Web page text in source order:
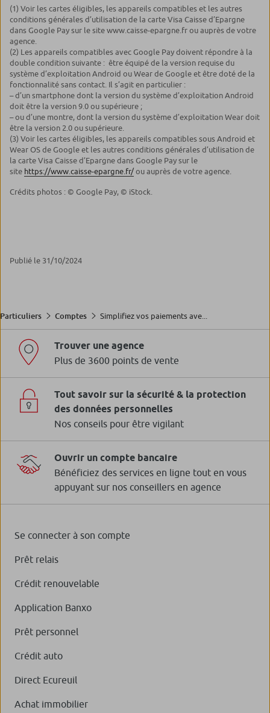
(1) Voir les cartes éligibles, les appareils compatibles et les autres
conditions générales d’utilisation de la carte Visa Caisse d’Epargne
dans Google Pay sur le site www.caisse-epargne.fr ou auprès de votre
agence.
(2) Les appareils compatibles avec Google Pay doivent répondre à la
double condition suivante : être équipé de la version requise du
système d’exploitation Android ou Wear de Google et être doté de la
fonctionnalité sans contact. Il s’agit en particulier :
– d’un smartphone dont la version du système d’exploitation Android
doit être la version 9.0 ou supérieure ;
– ou d’une montre, dont la version du système d’exploitation Wear doit
être la version 2.0 ou supérieure.
(3) Voir les cartes éligibles, les appareils compatibles sous Android et
Wear OS de Google et les autres conditions générales d’utilisation de
la carte Visa Caisse d’Epargne dans Google Pay sur le
site https://www.caisse-epargne.fr/ou auprès de votre agence.
Crédits photos : © Google Pay, © iStock.
Publié le 31/10/2024
Particuliers Comptes Simplifiez vos paiements ave...
Trouver une agence
Plus de 3600 points de vente
Tout savoir sur la sécurité & la protection
des données personnelles
Nos conseils pour être vigilant
Ouvrir un compte bancaire
Bénéficiez des services en ligne tout en vous
appuyant sur nos conseillers en agence
Se connecter à son compte
Prêt relais
Crédit renouvelable
Application Banxo
Prêt personnel
Crédit auto
Direct Ecureuil
Achat immobilier